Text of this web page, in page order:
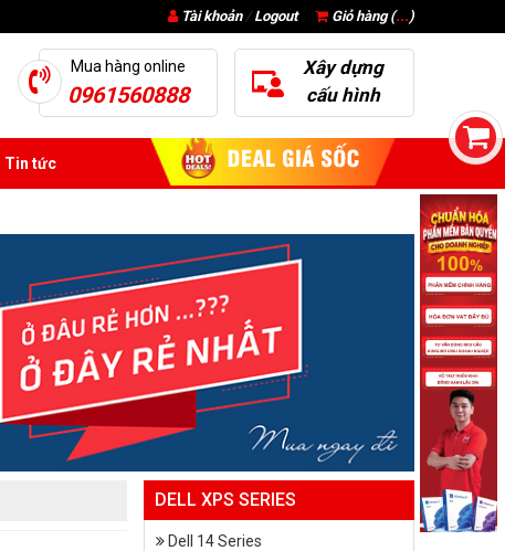
Giỏ hàng (...)
Tài khoản/ Logout
Mua hàng online
0961560888
Xây dựng
cấu hình
Tin tức
DELL XPS SERIES
Dell 14 Series